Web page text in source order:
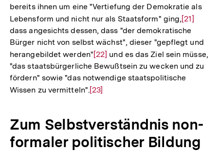
bereits ihnen um eine "Vertiefung der Demokratie als
Lebensform und nicht nur als Staatsform" ging,Zur
der
Fußnote
[21]
dass angesichts dessen, dass "der demokratische
Bürger nicht von selbst wächst", dieser "gepflegt und
herangebildet werden"Zur
Auflösung
der
Fußnote
[22] und es das Ziel sein müsse,
"das staatsbürgerliche Bewußtsein zu wecken und zu
fördern" sowie "das notwendige staatspolitische
Wissen zu vermitteln".Zur
Fußnote
[23]
Zum Selbstverständnis non-
formaler politischer Bildung